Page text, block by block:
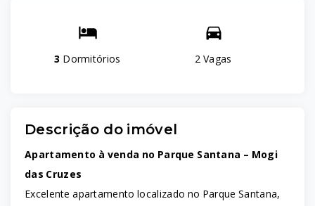
3 Dormitórios 2 Vagas
Descrição do imóvel
Apartamento à venda no Parque Santana – Mogi
das Cruzes
Excelente apartamento localizado no Parque Santana,